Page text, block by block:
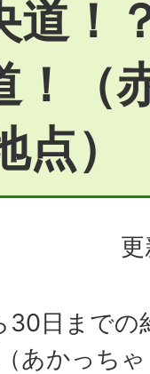
道！
！（
）
日までの
あかっち